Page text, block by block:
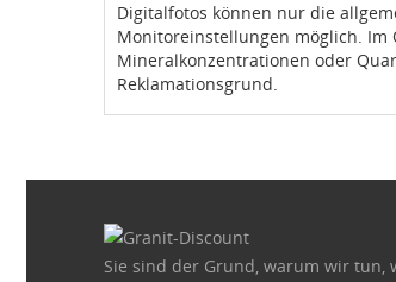
Digitalfotos können nur die
Monitoreinstellungen möglich. Im
Mineralkonzentrationen oder
Reklamationsgrund.
Sie sind der Grund, warum wir tun,